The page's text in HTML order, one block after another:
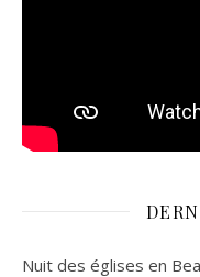
Nuit des églises en